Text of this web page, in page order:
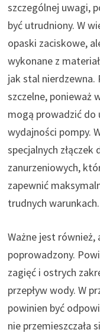
szczególnej uwagi,
być utrudniony. W
opaski zaciskowe,
wykonane z
jak stal nierdzewna.
szczelne, ponieważ
mogą prowadzić do
wydajności pompy.
specjalnych
zanurzeniowych,
zapewnić
trudnych warunkach.
Ważne jest również,
poprowadzony.
zagięć i ostrych
przepływ wody. W
powinien być
nie przemieszczała